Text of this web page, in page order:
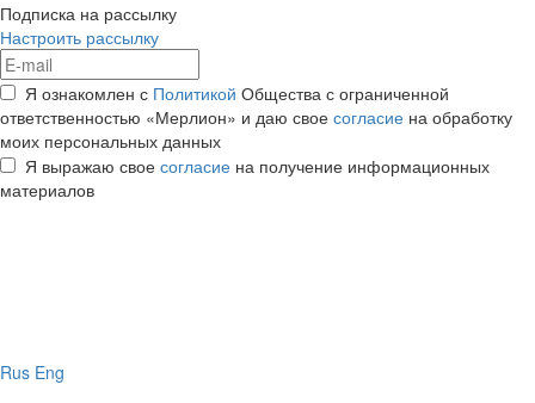
Подписка на рассылку
Настроить рассылку
Я ознакомлен с Политикой Общества с ограниченной
ответственностью «Мерлион» и даю свое согласие на обработку
моих персональных данных
Я выражаю свое согласие на получение информационных
материалов
Rus Eng